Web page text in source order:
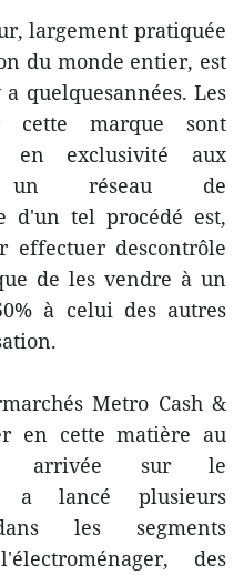
largement pratiquée
du monde entier, est
quelquesannées. Les
cette marque sont
en exclusivité aux
un réseau de
d'un tel procédé est,
effectuer descontrôle
de les vendre à un
à celui des autres
Metro Cash &
en cette matière au
arrivée sur le
a lancé plusieurs
les segments
des